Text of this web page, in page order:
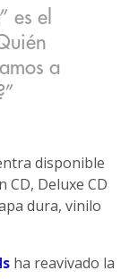
es el
a
disponible
Deluxe CD
dura, vinilo
ha reavivado la